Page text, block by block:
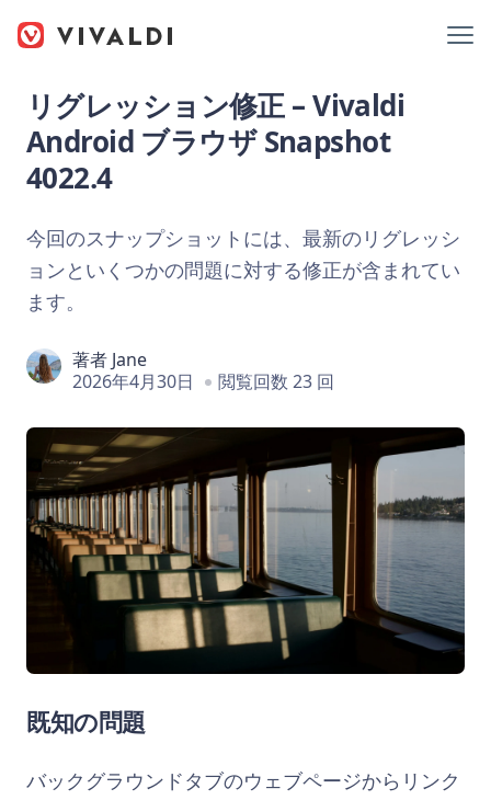
リグレッション修正 – Vivaldi
Android ブラウザ Snapshot
4022.4
今回のスナップショットには、最新のリグレッシ
ョンといくつかの問題に対する修正が含まれてい
ます。
著者 Jane
2026年4月30日
閲覧回数 23 回
既知の問題
バックグラウンドタブのウェブページからリンク